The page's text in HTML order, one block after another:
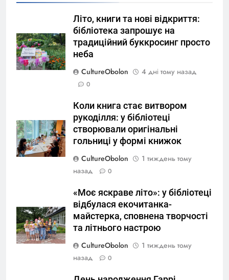
Літо, книги та нові відкриття:
бібліотека запрошує на
традиційний буккросинг просто
неба
CultureObolon
4 дні тому назад
0
Коли книга стає витвором
рукоділля: у бібліотеці
створювали оригінальні
гольниці у формі книжок
CultureObolon
1 тиждень тому
назад
0
«Моє яскраве літо»: у бібліотеці
відбулася екочитанка-
майстерка, сповнена творчості
та літнього настрою
CultureObolon
1 тиждень тому
назад
0